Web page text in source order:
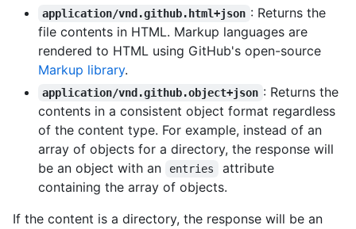
application/vnd.github.html+json : Returns the
file contents in HTML. Markup languages are
rendered to HTML using GitHub's open-source
Markup library.
application/vnd.github.object+json : Returns the
contents in a consistent object format regardless
of the content type. For example, instead of an
array of objects for a directory, the response will
be an object with an
entries
attribute
containing the array of objects.
If the content is a directory, the response will be an